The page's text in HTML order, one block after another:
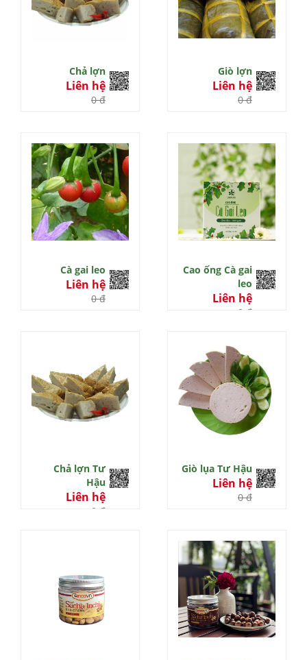
Chả lợn
Liên hệ
0 đ
Giò lợn
Liên hệ
0 đ
Cà gai leo
Liên hệ
0 đ
Cao ống Cà gai
leo
Liên hệ
0 đ
Chả lợn Tư
Hậu
Liên hệ
0 đ
Giò lụa Tư Hậu
Liên hệ
0 đ